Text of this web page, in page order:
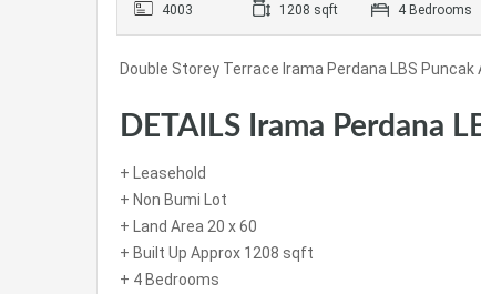
4003 1208 sqft 4 Bedrooms
Double Storey Terrace Irama Perdana LBS
DETAILS Irama Perdana
+ Leasehold
+ Non Bumi Lot
+ Land Area 20 x 60
+ Built Up Approx 1208 sqft
+ 4 Bedrooms